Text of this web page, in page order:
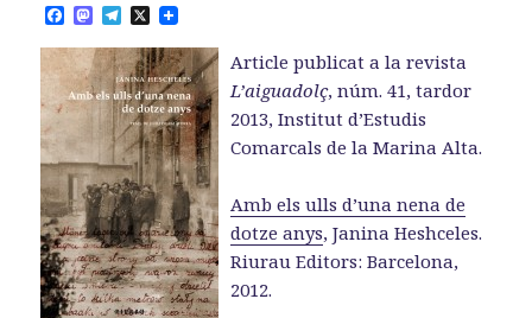
F
a
c
e
b
o
k
M
a
s
t
o
d
o
n
T
e
l
e
g
r
a
m
X
Article publicat a la revista
L’aiguadolç, núm. 41, tardor
2013, Institut d’Estudis
Comarcals de la Marina Alta.
Amb els ulls d’una nena de
dotze anys, Janina Heshceles.
Riurau Editors: Barcelona,
2012.